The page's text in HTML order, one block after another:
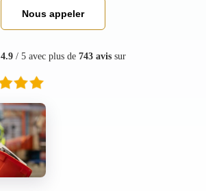
Nous appeler
4.9 / 5 avec plus de 743 avis sur